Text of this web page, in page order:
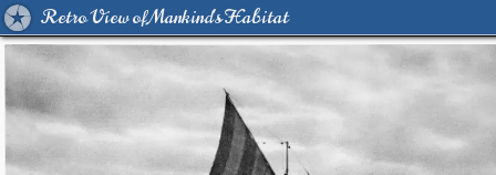
Retro View of Mankind's Habitat